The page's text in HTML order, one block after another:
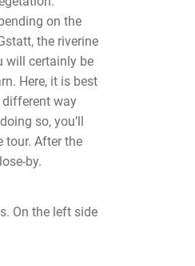
on the
the riverine
will certainly be
Here, it is best
different way
so, you’ll
tour. After the
by.
On the left side